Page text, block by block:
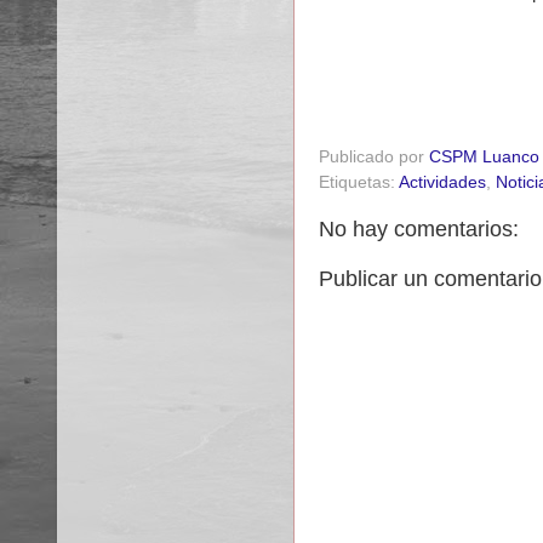
Publicado por CSPM Luanco
Etiquetas: Actividades,
No hay comentarios:
Publicar un comentario